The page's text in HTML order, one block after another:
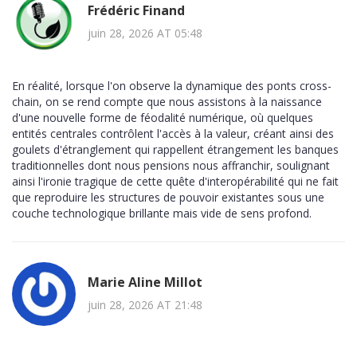
Frédéric Finand
juin 28, 2026 AT 05:48
En réalité, lorsque l'on observe la dynamique des ponts cross-
chain, on se rend compte que nous assistons à la naissance
d'une nouvelle forme de féodalité numérique, où quelques
entités centrales contrôlent l'accès à la valeur, créant ainsi des
goulets d'étranglement qui rappellent étrangement les banques
traditionnelles dont nous pensions nous affranchir, soulignant
ainsi l'ironie tragique de cette quête d'interopérabilité qui ne fait
que reproduire les structures de pouvoir existantes sous une
couche technologique brillante mais vide de sens profond.
Marie Aline Millot
juin 28, 2026 AT 21:48